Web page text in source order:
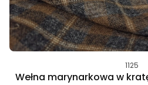
1125
Wełna marynarkowa w